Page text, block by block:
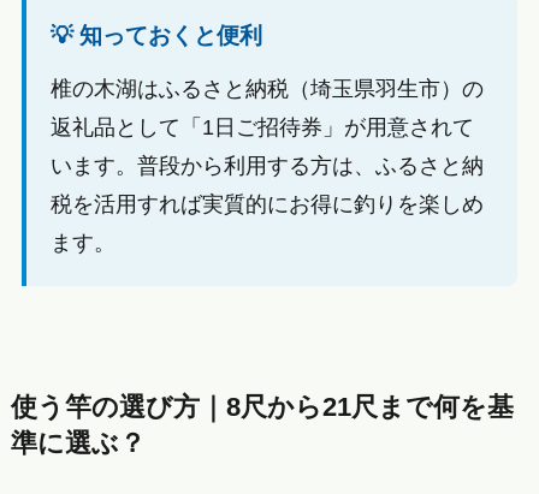
💡 知っておくと便利
椎の木湖はふるさと納税（埼玉県羽生市）の
返礼品として「1日ご招待券」が用意されて
います。普段から利用する方は、ふるさと納
税を活用すれば実質的にお得に釣りを楽しめ
ます。
使う竿の選び方｜8尺から21尺まで何を基
準に選ぶ？